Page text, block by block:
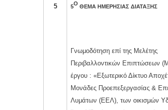
5 5Ο ΘΕΜΑ ΗΜΕΡΗΣΙΑΣ ΔΙΑΤΑΞΗΣ
Γνωμοδότηση επί της Μελέτης
Περιβαλλοντικών Επιπτώσεων
έργου : «Εξωτερικό Δίκτυο
Μονάδες Προεπεξεργασίας &
Λυμάτων (ΕΕΛ), των οικισμών